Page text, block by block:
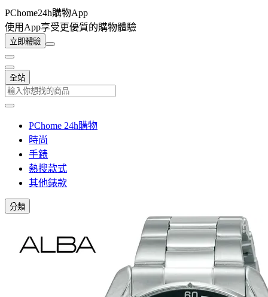
PChome24h購物App
使用App享受更優質的購物體驗
立即體驗
全站
PChome 24h購物
時尚
手錶
熱搜款式
其他錶款
分類